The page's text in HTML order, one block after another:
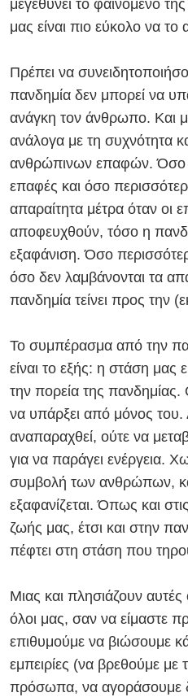
μεγεθύνει το φαινόμενο
μας είναι πιο εύκολο να το
Πρέπει να
πανδημία δεν μπορεί να
ανάγκη τον άνθρωπο. Και
ανάλογα με τη συχνότητα
ανθρώπινων επαφών. Όσο
επαφές και όσο
απαραίτητα μέτρα όταν οι
αποφευχθούν, τόσο η
εξαφάνιση. Όσο
όσο δεν λαμβάνονται τα
πανδημία τείνει προς την
Το συμπέρασμα από την
είναι το εξής: η στάση μας
την πορεία της
να υπάρξει από μόνος του.
αναπαραχθεί, ούτε να
για να παράγει ενέργεια.
συμβολή των ανθρώπων,
εξαφανίζεται.Όπως και
ζωής μας, έτσι και στην
πέφτει στη στάση που
Μιας και πλησιάζουν
όλοι μας, σαν να είμαστε
επιθυμούμε να βιώσουμε
εμπειρίες (να βρεθούμε
πρόσωπα, να αγοράσουμε